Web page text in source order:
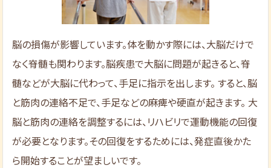
脳の損傷が影響しています。体を動かす際には、大脳だけで
なく脊髄も関わります。脳疾患で大脳に問題が起きると、脊
髄などが大脳に代わって、手足に指示を出します。 すると、脳
と筋肉の連絡不足で、手足などの麻痺や硬直が起きます。 大
脳と筋肉の連絡を調整するには、リハビリで運動機能の回復
が必要となります。その回復をするためには、発症直後かた
ら開始することが望ましいです。